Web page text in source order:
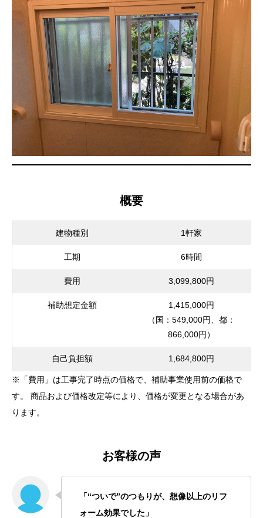
概要
建物種別 1軒家
工期 6時間
費用 3,099,800円
補助想定金額
1,415,000円
（国：549,000円、都：
866,000円）
自己負担額 1,684,800円
※「費用」は工事完了時点の価格で、補助事業使用前の価格で
す。 商品および価格改定等により、価格が変更となる場合があ
ります。
お客様の声
「“ついで”のつもりが、想像以上のリフ
ォーム効果でした」